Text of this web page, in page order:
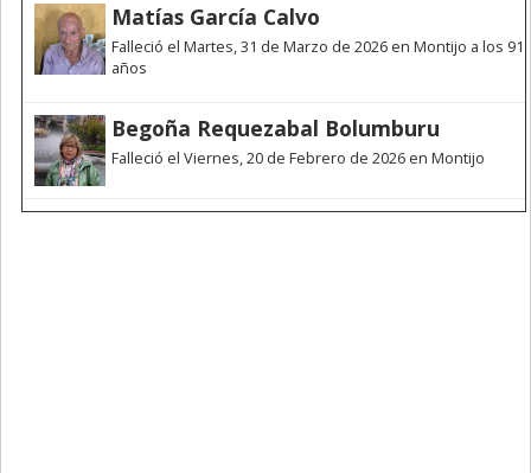
Matías García Calvo
Falleció el Martes, 31 de Marzo de 2026 en Montijo a los 91
años
Begoña Requezabal Bolumburu
Falleció el Viernes, 20 de Febrero de 2026 en Montijo